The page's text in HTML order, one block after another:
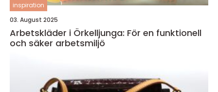
inspiration
03. August 2025
Arbetskläder i Örkelljunga: För en funktionell
och säker arbetsmiljö